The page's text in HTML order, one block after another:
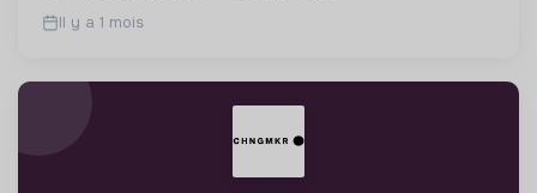
Il y a 1 mois